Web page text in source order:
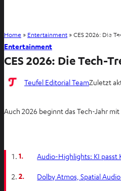
Home » Entertainment »CES 2026: Die
Entertainment
CES 2026: Die Tech-
Teufel Editorial TeamZuletzt
Auch 2026 beginnt das Tech-Jahr
1. Audio-Highlights: KI passt
2. Dolby Atmos, Spatial